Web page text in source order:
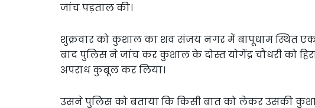
जांच पड़ताल की।
शुक्रवार को कुशाल का शव संजय नगर में बापूधाम स्थित
बाद पुलिस ने जांच कर कुशाल के दोस्त योगेंद्र चौधरी को
अपराध कुबूल कर लिया।
उसने पुलिस को बताया कि किसी बात को लेकर उसकी